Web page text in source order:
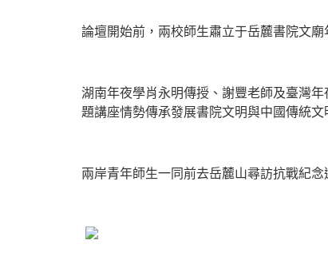
論壇開始前，兩校師生肅立于岳麓書院文
湖南年夜學肖永明傳授、謝豐老師及臺灣年
題講座情勢傳承發展書院文明與中國傳統文
兩岸青年師生一同前去岳麓山尋訪抗戰紀